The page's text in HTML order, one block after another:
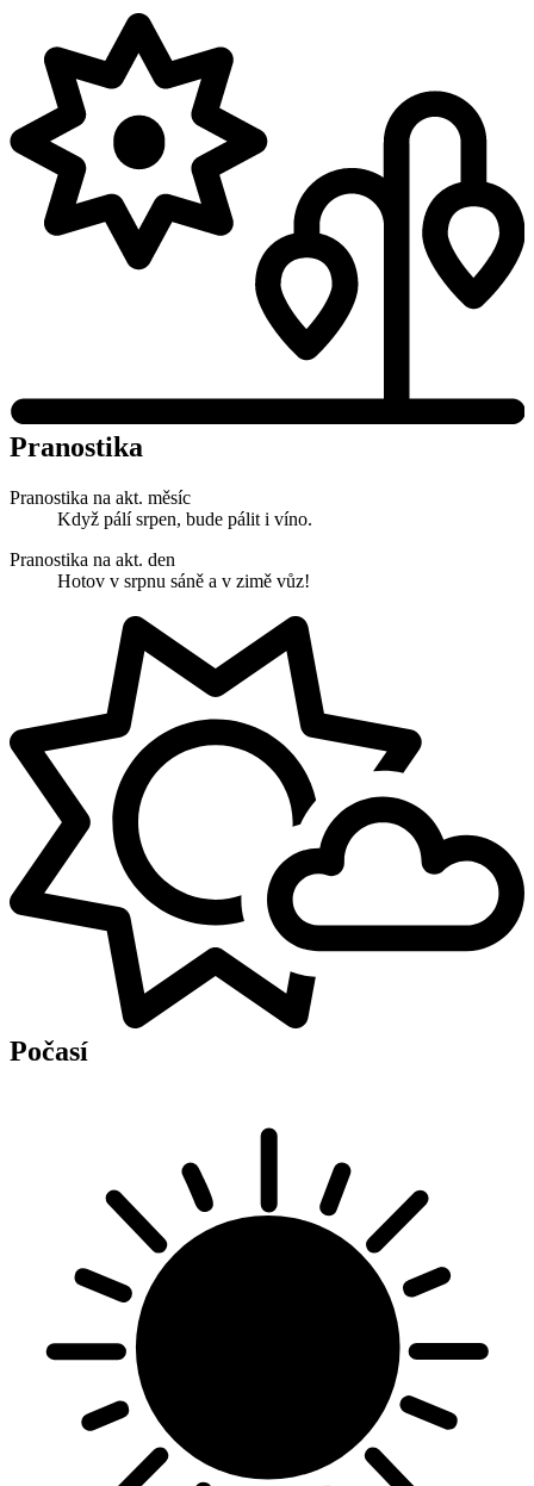
Pranostika
Pranostika na akt. měsíc
Když pálí srpen, bude pálit i víno.
Pranostika na akt. den
Hotov v srpnu sáně a v zimě vůz!
Počasí